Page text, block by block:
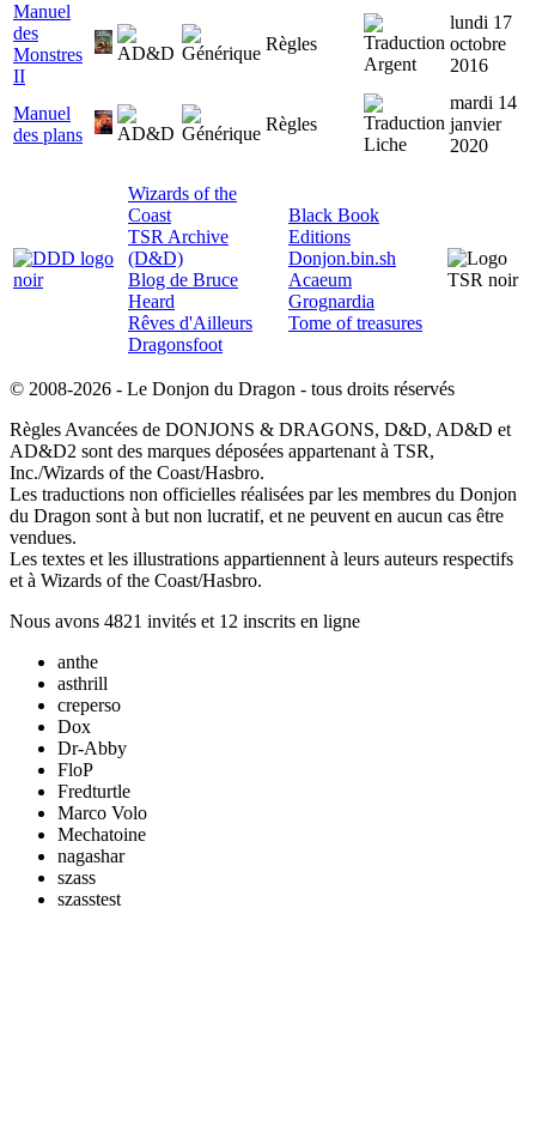
Manuel
des
Monstres
II
Règles
lundi 17
octobre
2016
Manuel
des plans
Règles
mardi 14
janvier
2020
Wizards of the
Coast
TSR Archive
(D&D)
Blog de Bruce
Heard
Rêves d'Ailleurs
Dragonsfoot
Black Book
Editions
Donjon.bin.sh
Acaeum
Grognardia
Tome of treasures
© 2008-2026 - Le Donjon du Dragon - tous droits réservés
Règles Avancées de DONJONS & DRAGONS, D&D, AD&D et
AD&D2 sont des marques déposées appartenant à TSR,
Inc./Wizards of the Coast/Hasbro.
Les traductions non officielles réalisées par les membres du Donjon
du Dragon sont à but non lucratif, et ne peuvent en aucun cas être
vendues.
Les textes et les illustrations appartiennent à leurs auteurs respectifs
et à Wizards of the Coast/Hasbro.
Nous avons 4821 invités et 12 inscrits en ligne
anthe
asthrill
creperso
Dox
Dr-Abby
FloP
Fredturtle
Marco Volo
Mechatoine
nagashar
szass
szasstest